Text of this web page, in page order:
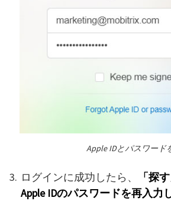
Apple IDとパスワード
ログインに成功したら、
「探
Apple IDのパスワードを再入力